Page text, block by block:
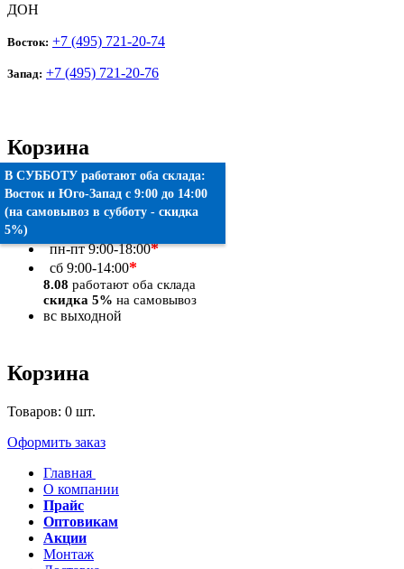
ДОН
Восток: +7 (495) 721-20-74
Запад: +7 (495) 721-20-76
Корзина
Товаров:0 шт.
Оформить заказ
пн-пт9:00-18:00*
сб 9:00-14:00*
8.08 работают оба склада
скидка 5% на самовывоз
вс выходной
Корзина
Товаров: 0 шт.
Оформить заказ
Главная
О компании
Прайс
Оптовикам
Акции
Монтаж
В СУББОТУ работают оба склада:
Восток и Юго-Запад c 9:00 до 14:00
(на самовывоз в субботу - скидка
5%)